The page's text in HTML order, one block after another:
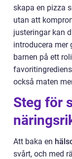
skapa en pizza
utan att
justeringar kan
introducera mer
barnen på ett
också maten
Steg för
Att baka en
svårt, och med